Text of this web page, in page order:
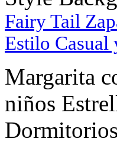
Fairy Tail
Estilo
Margarita
niños